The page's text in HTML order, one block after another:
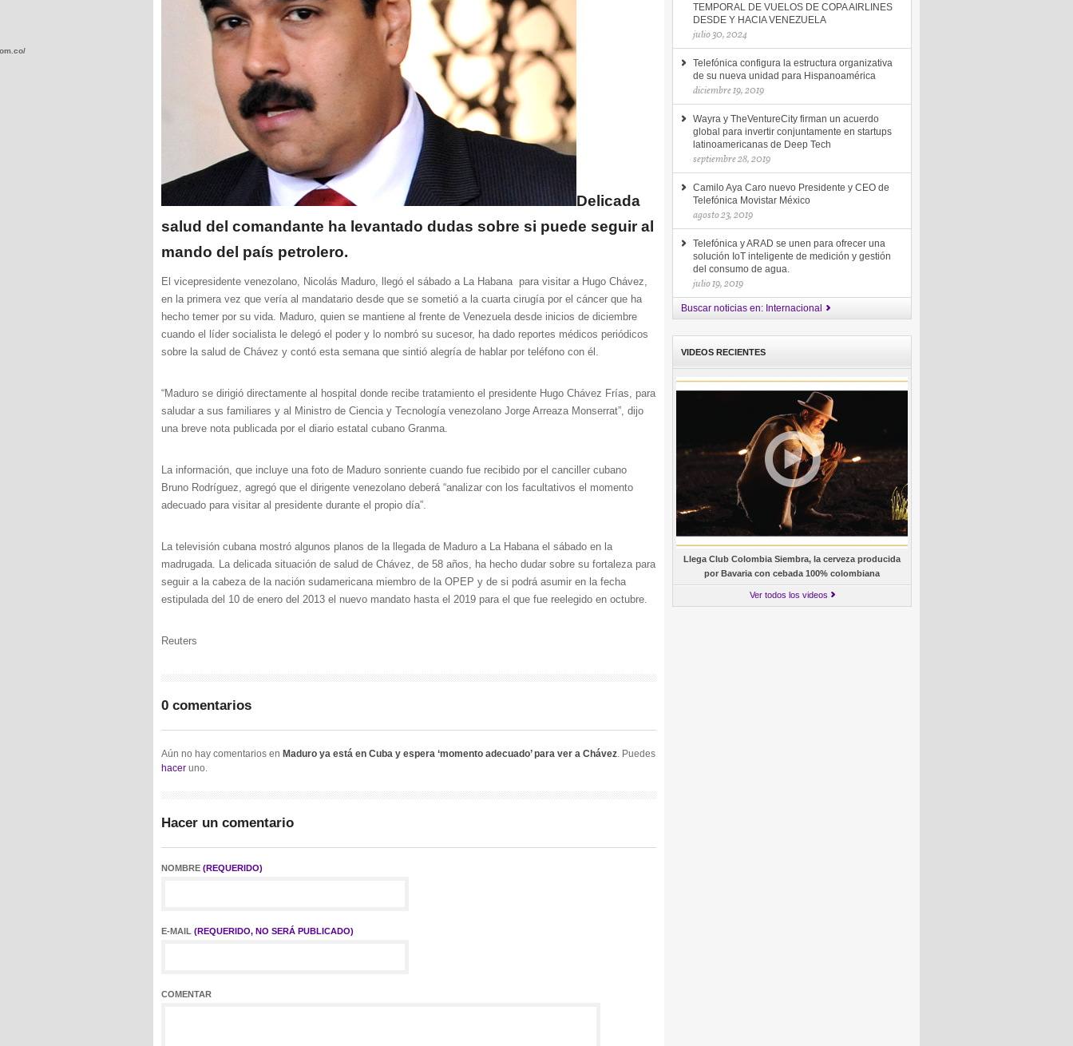
Delicada
salud del comandante ha levantado dudas sobre si puede seguir al
mando del país petrolero.
El vicepresidente venezolano, Nicolás Maduro, llegó el sábado a La Habana para visitar a Hugo Chávez,
en la primera vez que vería al mandatario desde que se sometió a la cuarta cirugía por el cáncer que ha
hecho temer por su vida. Maduro, quien se mantiene al frente de Venezuela desde inicios de diciembre
cuando el líder socialista le delegó el poder y lo nombró su sucesor, ha dado reportes médicos periódicos
sobre la salud de Chávez y contó esta semana que sintió alegría de hablar por teléfono con él.
“Maduro se dirigió directamente al hospital donde recibe tratamiento el presidente Hugo Chávez Frías, para
saludar a sus familiares y al Ministro de Ciencia y Tecnología venezolano Jorge Arreaza Monserrat”, dijo
una breve nota publicada por el diario estatal cubano Granma.
La información, que incluye una foto de Maduro sonriente cuando fue recibido por el canciller cubano
Bruno Rodríguez, agregó que el dirigente venezolano deberá “analizar con los facultativos el momento
adecuado para visitar al presidente durante el propio día”.
La televisión cubana mostró algunos planos de la llegada de Maduro a La Habana el sábado en la
madrugada. La delicada situación de salud de Chávez, de 58 años, ha hecho dudar sobre su fortaleza para
seguir a la cabeza de la nación sudamericana miembro de la OPEP y de si podrá asumir en la fecha
estipulada del 10 de enero del 2013 el nuevo mandato hasta el 2019 para el que fue reelegido en octubre.
Reuters
0 comentarios
Aún no hay comentarios en Maduro ya está en Cuba y espera ‘momento adecuado’ para ver a Chávez. Puedes
hacer uno.
Hacer un comentario
NOMBRE (REQUERIDO)
E-MAIL (REQUERIDO, NO SERÁ PUBLICADO)
COMENTAR
TEMPORAL DE VUELOS DE COPA AIRLINES
DESDE Y HACIA VENEZUELA
julio 30, 2024
Telefónica configura la estructura organizativa
de su nueva unidad para Hispanoamérica
diciembre 19, 2019
Wayra y TheVentureCity firman un acuerdo
global para invertir conjuntamente en startups
latinoamericanas de Deep Tech
septiembre 28, 2019
Camilo Aya Caro nuevo Presidente y CEO de
Telefónica Movistar México
agosto 23, 2019
Telefónica y ARAD se unen para ofrecer una
solución IoT inteligente de medición y gestión
del consumo de agua.
julio 19, 2019
Buscar noticias en: Internacional
VIDEOS RECIENTES
Llega Club Colombia Siembra, la cerveza producida
por Bavaria con cebada 100% colombiana
Ver todos los videos
wp-